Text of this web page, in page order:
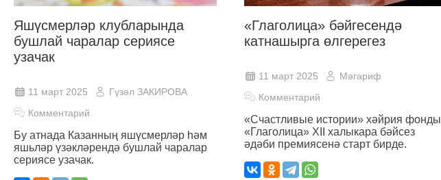
Яшүсмерләр клубларында
бушлай чаралар сериясе
узачак
11 март 2025
Гүзәл ЗАКИРОВА
Комментарий
Бу атнада Казанның яшүсмерләр һәм
яшьләр үзәкләрендә бушлай чаралар
сериясе узачак.
«Глаголица» бәйгесендә
катнашырга өлгерегез
11 март 2025
Мәгариф
Комментарий
«Счастливые истории» хәйрия фонды
«Глаголица» XII халыкара бәйсез
әдәби премиясенә старт бирде.